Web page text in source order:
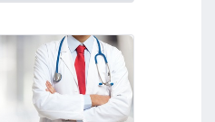
Voir